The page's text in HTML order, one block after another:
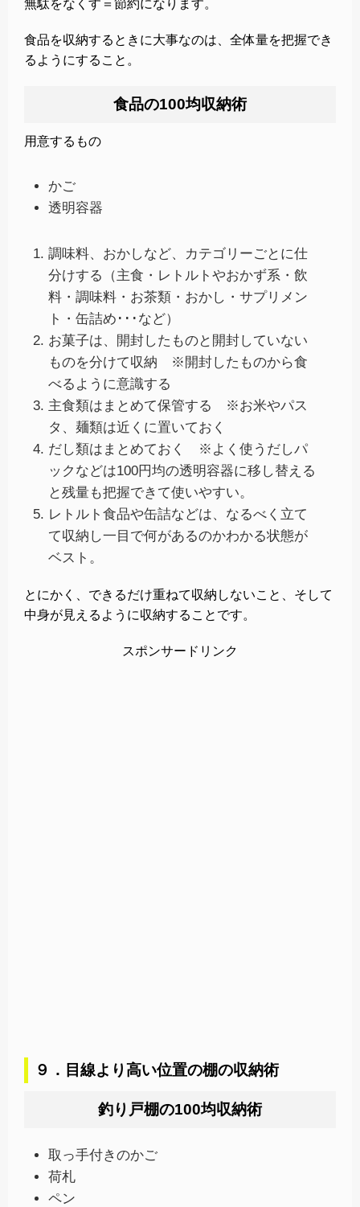
無駄をなくす＝節約になります。
食品を収納するときに大事なのは、全体量を把握でき
るようにすること。
食品の100均収納術
用意するもの
かご
透明容器
調味料、おかしなど、カテゴリーごとに仕
分けする（主食・レトルトやおかず系・飲
料・調味料・お茶類・おかし・サプリメン
ト・缶詰め･･･など）
お菓子は、開封したものと開封していない
ものを分けて収納 ※開封したものから食
べるように意識する
主食類はまとめて保管する ※お米やパス
タ、麺類は近くに置いておく
だし類はまとめておく ※よく使うだしパ
ックなどは100円均の透明容器に移し替える
と残量も把握できて使いやすい。
レトルト食品や缶詰などは、なるべく立て
て収納し一目で何があるのかわかる状態が
ベスト。
とにかく、できるだけ重ねて収納しないこと、そして
中身が見えるように収納することです。
スポンサードリンク
９．目線より高い位置の棚の収納術
釣り戸棚の100均収納術
取っ手付きのかご
荷札
ペン